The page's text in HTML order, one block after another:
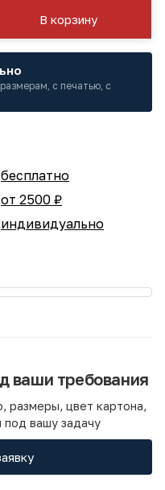
В корзину
с печатью, с
бесплатно
от 2500 ₽
индивидуально
ваши требования
размеры, цвет картона,
под вашу задачу